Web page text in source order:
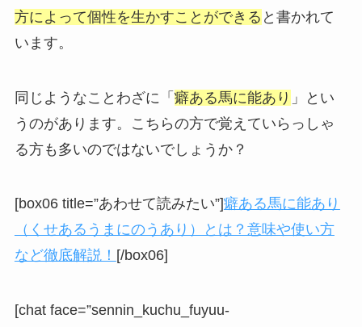
方によって個性を生かすことができる と書かれて
います。
同じようなことわざに「 癖ある馬に能あり 」とい
うのがあります。こちらの方で覚えていらっしゃ
る方も多いのではないでしょうか？
[box06 title=”あわせて読みたい”]癖ある馬に能あり
（くせあるうまにのうあり）とは？意味や使い方
など徹底解説！ [/box06]
[chat face=”sennin_kuchu_fuyuu-